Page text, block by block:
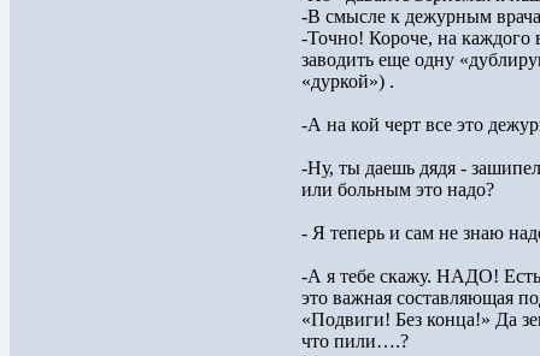
-В смысле к дежурным
-Точно! Короче, на каждого
заводить еще одну
«дуркой») .
-А на кой черт все это
-Ну, ты даешь дядя -
или больным это надо?
- Я теперь и сам не знаю
-А я тебе скажу. НАДО!
это важная составляющая
«Подвиги! Без конца!» Да
что пили….?